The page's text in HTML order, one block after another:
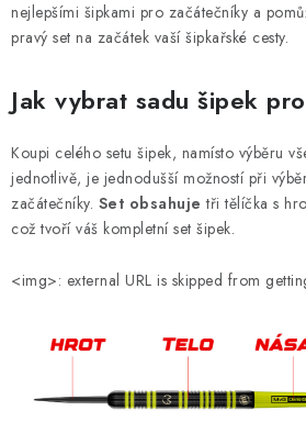
HROTY
HRÁČI ŠIPEK
POUZDRA
nejlepšími šipkami pro začátečníky a
pravý set na začátek vaší šipkařské cesty.
Jak vybrat sadu šipek
Koupi celého setu šipek, namísto výběru
jednotlivě, je jednodušší možností při
začátečníky. Set obsahuje tři tělíčka s
což tvoří váš kompletní set šipek.
<img>: external URL is skipped from